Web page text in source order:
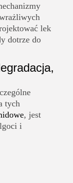
lek
dotrze do
tych
, jest
i